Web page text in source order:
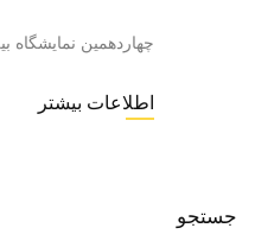
چهاردهمین نمایشگاه
اطلاعات بیشتر
جستجو